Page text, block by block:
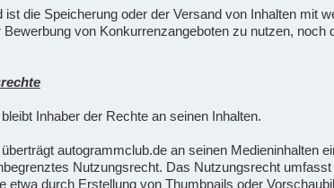
ist die Speicherung oder der Versand von Inhalten mit
Bewerbung von Konkurrenzangeboten zu nutzen,
Inhaber der Rechte an seinen Inhalten.
autogrammclub.de an seinen Medieninhalten
Nutzungsrecht. Das Nutzungsrecht
etwa durch Erstellung von Thumbnails oder